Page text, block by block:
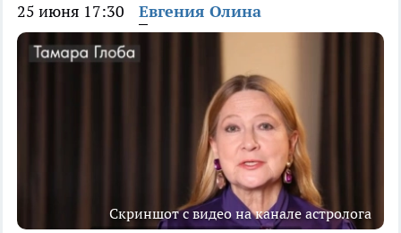
25 июня 17:30 Евгения Олина
Скриншот с видео на канале астролога